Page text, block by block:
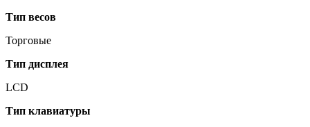
Тип весов
Торговые
Тип дисплея
LCD
Тип клавиатуры